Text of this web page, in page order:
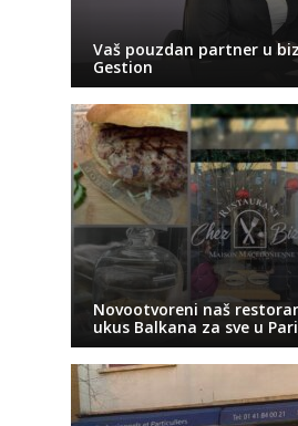
Vaš pouzdan partner u
Gestion
Novootvoreni naš
ukus Balkana za sve u